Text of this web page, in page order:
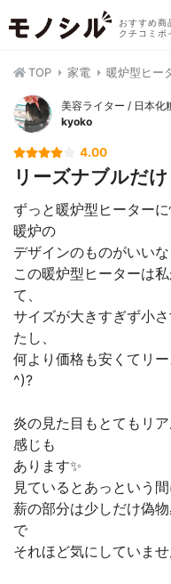
おすすめ商
クチコミポ
TOP 家電 暖炉型ヒー
美容ライター / 日本化
kyoko
4.00
リーズナブルだ
ずっと暖炉型ヒーター
暖炉の
デザインのものがいい
この暖炉型ヒーターは
て、
サイズが大きすぎず小
たし、
何より価格も安くてリ
^)?
炎の見た目もとてもリ
感じも
あります✨
見ているとあっという
薪の部分は少しだけ偽
で
それほど気にしていま